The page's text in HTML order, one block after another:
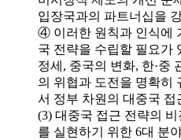
입장국과의 파트너십을
④ 이러한 원칙과 인식에
국 전략을 수립할 필요가
정세, 중국의 변화, 한·중
의 위협과 도전을 명확히
서 정부 차원의 대중국
(3) 대중국 접근 전략의
를 실현하기 위한 6대 분